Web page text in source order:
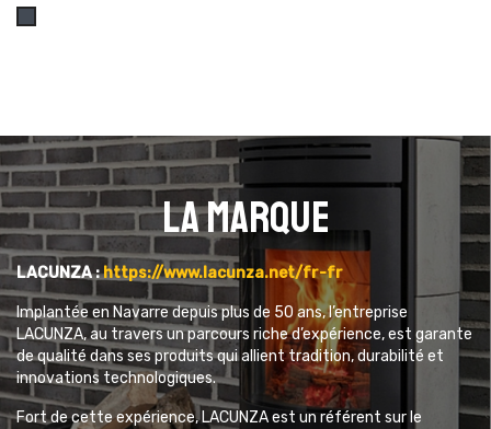
La marque
LACUNZA :https://www.lacunza.net/fr-fr
Implantée en Navarre depuis plus de 50 ans, l’entreprise
LACUNZA, au travers un parcours riche d’expérience, est garante
de qualité dans ses produits qui allient tradition, durabilité et
innovations technologiques.
Fort de cette expérience, LACUNZA est un référent sur le